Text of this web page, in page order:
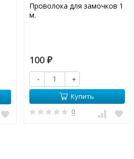
Проволока для замочков 1
м.
100 ₽
-
+
Купить
0